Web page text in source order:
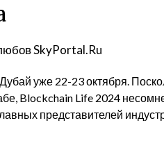
SkyPortal.Ru
уже 22-23 октября.
Blockchain Life 2024
представителей